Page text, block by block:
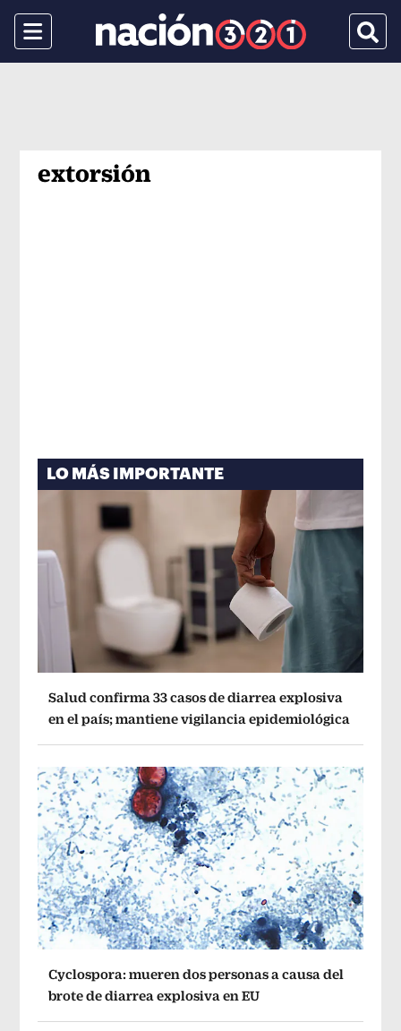
Menu
extorsión
LO MÁS IMPORTANTE
Salud confirma 33 casos de diarrea explosiva
en el país; mantiene vigilancia epidemiológica
Cyclospora: mueren dos personas a causa del
brote de diarrea explosiva en EU